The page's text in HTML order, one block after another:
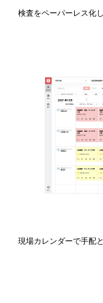
検査をペーパーレス化
現場カレンダーで手配